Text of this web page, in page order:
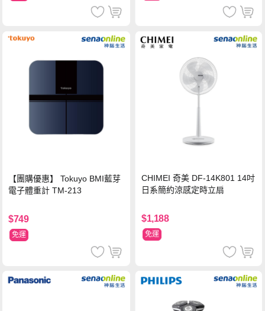
【團購優惠】 Tokuyo BMI藍芽
電子體重計 TM-213
$749
免運
CHIMEI 奇美 DF-14K801 14吋
日系簡約涼感定時立扇
$1,188
免運